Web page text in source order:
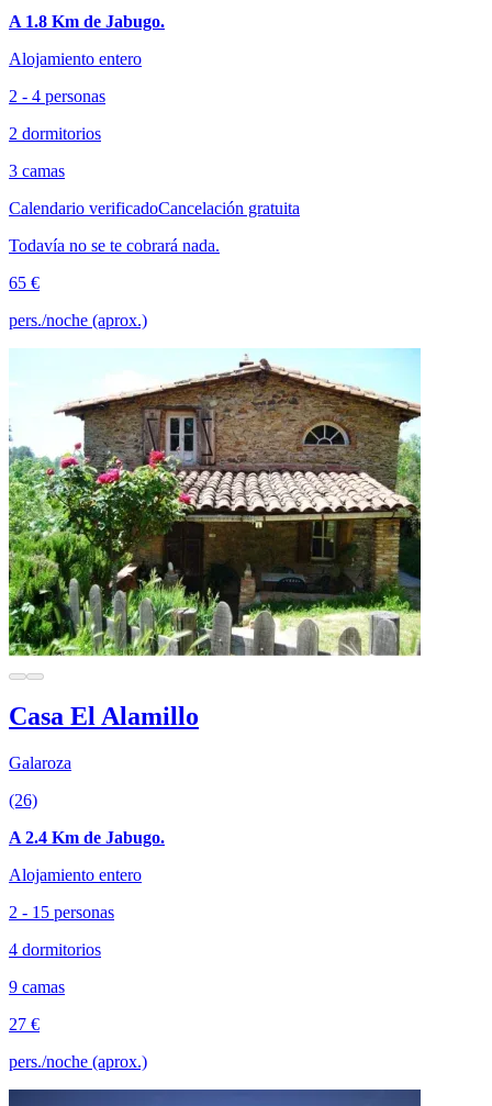
A 1.8 Km de Jabugo.
Alojamiento entero
2 - 4 personas
2 dormitorios
3 camas
Calendario verificadoCancelación gratuita
Todavía no se te cobrará nada.
65 €
pers./noche (aprox.)
Casa El Alamillo
Galaroza
(26)
A 2.4 Km de Jabugo.
Alojamiento entero
2 - 15 personas
4 dormitorios
9 camas
27 €
pers./noche (aprox.)